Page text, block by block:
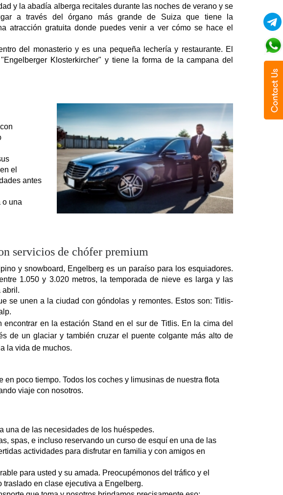
y la abadía alberga recitales durante las noches de verano y se
a través del órgano más grande de Suiza que tiene la
atracción gratuita donde puedes venir a ver cómo se hace el
del monasterio y es una pequeña lechería y restaurante. El
Klosterkircher" y tiene la forma de la campana del
el
antes
o una
servicios de chófer premium
y snowboard, Engelberg es un paraíso para los esquiadores.
1.050 y 3.020 metros, la temporada de nieve es larga y las
abril.
se unen a la ciudad con góndolas y remontes. Estos son: Titlis-
encontrar en la estación Stand en el sur de Titlis. En la cima del
de un glaciar y también cruzar el puente colgante más alto de
la vida de muchos.
poco tiempo. Todos los coches y limusinas de nuestra flota
viaje con nosotros.
una de las necesidades de los huéspedes.
spas, e incluso reservando un curso de esquí en una de las
actividades para disfrutar en familia y con amigos en
para usted y su amada. Preocupémonos del tráfico y el
en clase ejecutiva a Engelberg.